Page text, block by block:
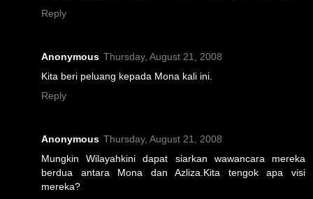
Reply
Anonymous Thursday, August 21, 2008
Kita beri peluang kepada Mona kali ini.
Reply
Anonymous Thursday, August 21, 2008
Mungkin Wilayahkini dapat siarkan wawancara mereka
berdua antara Mona dan Azliza.Kita tengok apa visi
mereka?